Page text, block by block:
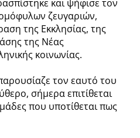
και ψήφισε τον
ζευγαριών,
της Εκκλησίας, της
της Νέας
κοινωνίας.
τον εαυτό του
σήμερα επιτίθεται
που υποτίθεται πως